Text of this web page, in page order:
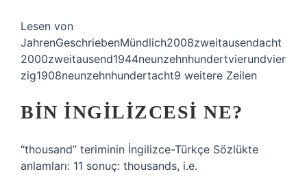
Lesen von
JahrenGeschriebenMündlich2008zweitausendacht
2000zweitausend1944neunzehnhundertvierundvier
zig1908neunzehnhundertacht9 weitere Zeilen
BIN INGILIZCESI NE?
“thousand” teriminin İngilizce-Türkçe Sözlükte
anlamları: 11 sonuç: thousands, i.e.